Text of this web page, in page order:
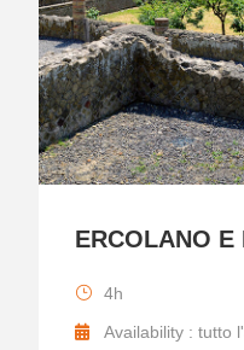
ERCOLANO E
4h
Availability : tutto